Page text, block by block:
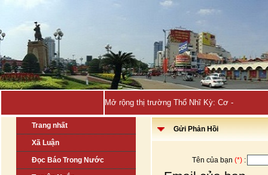
Mở rộng thị trường Thổ Nhĩ Kỳ: Cơ hội lớn
Trang nhất
Xã Luận
Đọc Báo Trong Nước
Gửi Phản Hồi
Tên của bạn (*) :